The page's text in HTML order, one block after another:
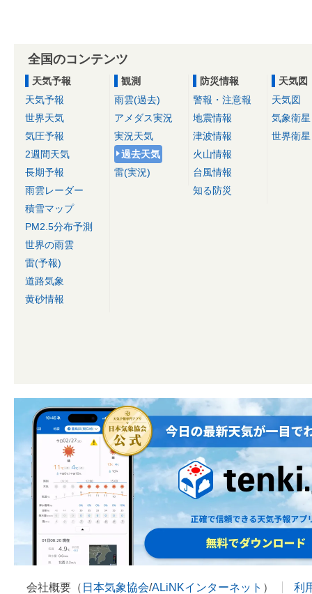
全国のコンテンツ
天気予報
天気予報
世界天気
気圧予報
2週間天気
長期予報
雨雲レーダー
積雪マップ
PM2.5分布予測
世界の雨雲
雷(予報)
道路気象
黄砂情報
観測
雨雲(過去)
アメダス実況
実況天気
過去天気
雷(実況)
防災情報
警報・注意報
地震情報
津波情報
火山情報
台風情報
知る防災
天気図
天気図
気象衛星
世界衛星
会社概要（ 日本気象協会/ALiNKインターネット ） 利